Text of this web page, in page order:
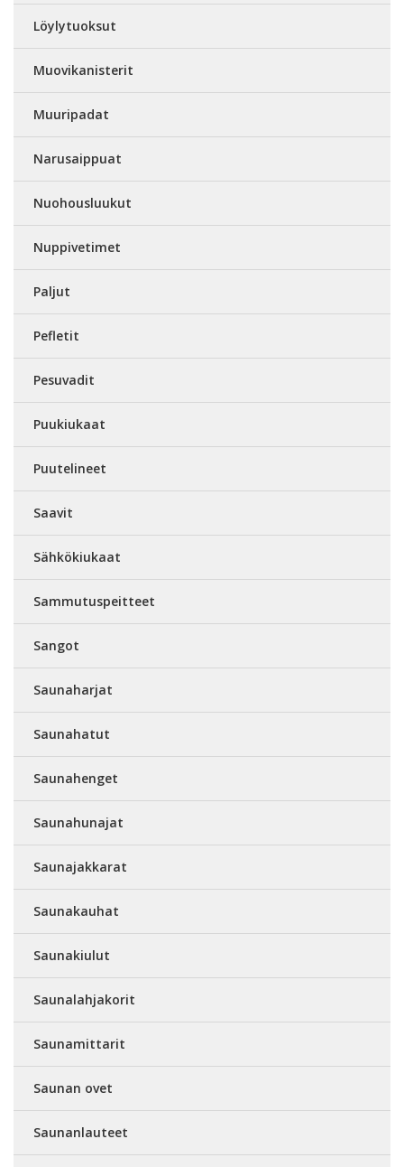
Löylytuoksut
Muovikanisterit
Muuripadat
Narusaippuat
Nuohousluukut
Nuppivetimet
Paljut
Pefletit
Pesuvadit
Puukiukaat
Puutelineet
Saavit
Sähkökiukaat
Sammutuspeitteet
Sangot
Saunaharjat
Saunahatut
Saunahenget
Saunahunajat
Saunajakkarat
Saunakauhat
Saunakiulut
Saunalahjakorit
Saunamittarit
Saunan ovet
Saunanlauteet